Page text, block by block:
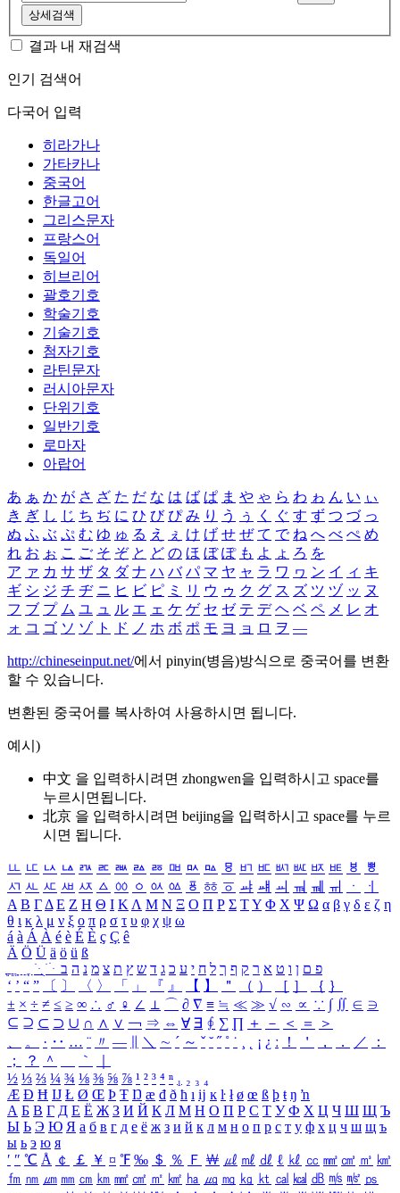
상세검색
결과 내 재검색
인기 검색어
다국어 입력
히라가나
가타카나
중국어
한글고어
그리스문자
프랑스어
독일어
히브리어
괄호기호
학술기호
기술기호
첨자기호
라틴문자
러시아문자
단위기호
일반기호
로마자
아랍어
あ ぁ か が さ ざ た だ な は ば ぱ ま や ゃ ら わ ゎ ん い ぃ
き ぎ し じ ち ぢ に ひ び ぴ み り う ぅ く ぐ す ず つ づ っ
ぬ ふ ぶ ぷ む ゆ ゅ る え ぇ け げ せ ぜ て で ね へ べ ぺ め
れ お ぉ こ ご そ ぞ と ど の ほ ぼ ぽ も よ ょ ろ を
ア ァ カ サ ザ タ ダ ナ ハ バ パ マ ヤ ャ ラ ワ ヮ ン イ ィ キ
ギ シ ジ チ ヂ ニ ヒ ビ ピ ミ リ ウ ゥ ク グ ス ズ ツ ヅ ッ ヌ
フ ブ プ ム ユ ュ ル エ ェ ケ ゲ セ ゼ テ デ ヘ ベ ペ メ レ オ
ォ コ ゴ ソ ゾ ト ド ノ ホ ボ ポ モ ヨ ョ ロ ヲ ―
http://chineseinput.net/에서 pinyin(병음)방식으로 중국어를 변환
할 수 있습니다.
변환된 중국어를 복사하여 사용하시면 됩니다.
예시)
中文 을 입력하시려면 zhongwen을 입력하시고 space를
누르시면됩니다.
北京 을 입력하시려면 beijing을 입력하시고 space를 누르
시면 됩니다.
ㅥ ㅦ ㅧ ㅨ ㅩ ㅪ ㅫ ㅬ ㅭ ㅮ ㅯ ㅰ ㅱ ㅲ ㅳ ㅴ ㅵ ㅶ ㅷ ㅸ
ㅹ
ㅺ ㅻ ㅼ ㅽ ㅾ ㅿ ㆀ ㆁ ㆂ ㆃ ㆄ ㆅ ㆆ ㆇ ㆈ ㆉ ㆊ ㆋ ㆌ ㆍ
ㆎ
Α Β ΓΔ Ε Ζ Η Θ Ι ΚΛ Μ Ν Ξ Ο Π Ρ Σ ΤΥ Φ Χ Ψ Ω α β γ δ ε ζ η
θ ι κ λ μ ν ξ ο π ρ σ τ υ φ χ ψ ω
á à Á À é è É È ç Ç ê
Ä Ö Ü ä ö ü ß
ִֶֹ ֻּ ׁׂ פ ם ן ו ט א ר ק ף ך ל ח י ע כ ג ד ש ץ ת צ מ נ ה ב
‘ ’ “ ” 〔 〕 〈 〉 「 」 『 』 【 】 ＂ （ ） ［ ］ ｛ ｝
± × ÷ ≠ ≤ ≥ ∞ ∴ ♂ ♀ ∠ ⊥ ⌒ ∂ ∇ ≡ ≒ ≪ ≫ √ ∽ ∝ ∵ ∫ ∬ ∈ ∋
⊆ ⊇ ⊂ ⊃ ∪ ∩ ∧ ∨ ￢ ⇒ ⇔ ∀ ∃ ∮ ∑ ∏ ＋ － ＜ ＝
＞
、
。 · ‥ … ¨ 〃 ― ＼ ∼ ´ ～ ˇ ˘ ˝ ˚ ˙ ¸ ¡ ¿ ː ！ ＇ ， ． ／
：
；
？ ＾ ｀
½ ⅓ ⅔ ¼ ¾ ⅛ ⅜ ⅝ ⅞ ¹ ² ³ ⁴ ⁿ ₁ ₂ ₃ ₄
Æ Ð Ħ Ĳ Ł Ø Œ Þ Ŧ Ŋ æ đ ð ħ ı ĳ ĸ ŀ ł ø œ ß þ ŧ ŋ ŉ
А Б В Г Д Е Ё Ж З И Й К Л М Н О П Р С Т У Ф Х Ц Ч Ш Щ Ъ
Ы Ь Э Ю Я а б в г д е ё ж з и й к л м н о п р с т у ф х ц ч ш щ ъ
ы ь э ю я
′ ″ ℃ Å ￠ ￡ ￥ ¤ ℉ ‰ ＄ ％ Ｆ ￦ ㎕ ㎖ ㎗ ℓ ㎘ ㏄ ㎣ ㎤ ㎥ ㎦
㎙ ㎚ ㎛ ㎜ ㎝ ㎞ ㎟ ㎠ ㎡ ㎢ ㏊ ㎍ ㎎ ㎏ ㏏ ㎈ ㎉ ㏈ ㎧ ㎨ ㎰